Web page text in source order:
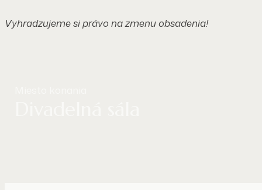
Vyhradzujeme si právo na zmenu obsadenia!